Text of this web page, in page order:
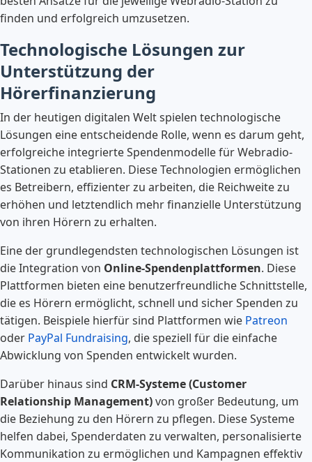
finden und erfolgreich umzusetzen.
Technologische Lösungen zur
Unterstützung der
Hörerfinanzierung
In der heutigen digitalen Welt spielen technologische
Lösungen eine entscheidende Rolle, wenn es darum geht,
erfolgreiche integrierte Spendenmodelle für Webradio-
Stationen zu etablieren. Diese Technologien ermöglichen
es Betreibern, effizienter zu arbeiten, die Reichweite zu
erhöhen und letztendlich mehr finanzielle Unterstützung
von ihren Hörern zu erhalten.
Eine der grundlegendsten technologischen Lösungen ist
die Integration von Online-Spendenplattformen. Diese
Plattformen bieten eine benutzerfreundliche Schnittstelle,
die es Hörern ermöglicht, schnell und sicher Spenden zu
tätigen. Beispiele hierfür sind Plattformen wie Patreon
oder PayPal Fundraising, die speziell für die einfache
Abwicklung von Spenden entwickelt wurden.
Darüber hinaus sind CRM-Systeme (Customer
Relationship Management)von großer Bedeutung, um
die Beziehung zu den Hörern zu pflegen. Diese Systeme
helfen dabei, Spenderdaten zu verwalten, personalisierte
Kommunikation zu ermöglichen und Kampagnen effektiv